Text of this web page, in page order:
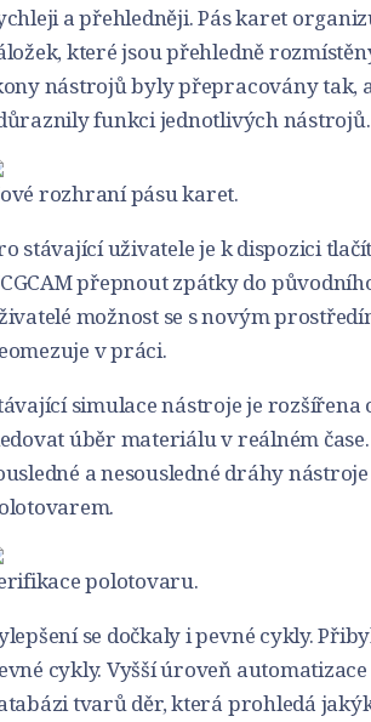
a přehledněji. Pás karet
které jsou přehledně
nástrojů byly přepracovány tak,
funkci jednotlivých nástrojů.
rozhraní pásu karet.
stávající uživatele je k dispozici
přepnout zpátky do
možnost se s novým
v práci.
simulace nástroje je
úběr materiálu v reálném
a nesousledné dráhy
polotovaru.
se dočkaly i pevné cykly.
cykly. Vyšší úroveň
tvarů děr, která prohledá